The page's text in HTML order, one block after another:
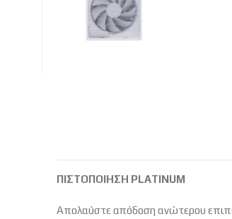
ΠΙΣΤΟΠΟΙΗΣΗ PLATINUM
Απολαύστε απόδοση ανώτερου